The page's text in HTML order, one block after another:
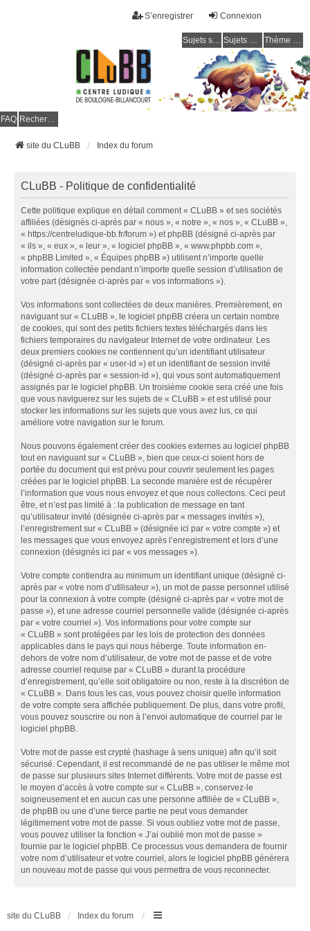
Connexion
S’enregistrer
Sujets sans réponse Sujets actifs Thème clair / foncé
FAQ Rechercher
site du CLuBB Index du forum
CLuBB - Politique de confidentialité
Cette politique explique en détail comment « CLuBB » et ses sociétés
affiliées (désignés ci-après par « nous », « notre », « nos », « CLuBB »,
« https://centreludique-bb.fr/forum ») et phpBB (désigné ci-après par
« ils », « eux », « leur », « logiciel phpBB », « www.phpbb.com »,
« phpBB Limited », « Équipes phpBB ») utilisent n’importe quelle
information collectée pendant n’importe quelle session d’utilisation de
votre part (désignée ci-après par « vos informations »).
Vos informations sont collectées de deux manières. Premièrement, en
naviguant sur « CLuBB », le logiciel phpBB créera un certain nombre
de cookies, qui sont des petits fichiers textes téléchargés dans les
fichiers temporaires du navigateur Internet de votre ordinateur. Les
deux premiers cookies ne contiennent qu’un identifiant utilisateur
(désigné ci-après par « user-id ») et un identifiant de session invité
(désigné ci-après par « session-id »), qui vous sont automatiquement
assignés par le logiciel phpBB. Un troisième cookie sera créé une fois
que vous naviguerez sur les sujets de « CLuBB » et est utilisé pour
stocker les informations sur les sujets que vous avez lus, ce qui
améliore votre navigation sur le forum.
Nous pouvons également créer des cookies externes au logiciel phpBB
tout en naviguant sur « CLuBB », bien que ceux-ci soient hors de
portée du document qui est prévu pour couvrir seulement les pages
créées par le logiciel phpBB. La seconde manière est de récupérer
l’information que vous nous envoyez et que nous collectons. Ceci peut
être, et n’est pas limité à : la publication de message en tant
qu’utilisateur invité (désignée ci-après par « messages invités »),
l’enregistrement sur « CLuBB » (désignée ici par « votre compte ») et
les messages que vous envoyez après l’enregistrement et lors d’une
connexion (désignés ici par « vos messages »).
Votre compte contiendra au minimum un identifiant unique (désigné ci-
après par « votre nom d’utilisateur »), un mot de passe personnel utilisé
pour la connexion à votre compte (désigné ci-après par « votre mot de
passe »), et une adresse courriel personnelle valide (désignée ci-après
par « votre courriel »). Vos informations pour votre compte sur
« CLuBB » sont protégées par les lois de protection des données
applicables dans le pays qui nous héberge. Toute information en-
dehors de votre nom d’utilisateur, de votre mot de passe et de votre
adresse courriel requise par « CLuBB » durant la procédure
d’enregistrement, qu’elle soit obligatoire ou non, reste à la discrétion de
« CLuBB ». Dans tous les cas, vous pouvez choisir quelle information
de votre compte sera affichée publiquement. De plus, dans votre profil,
vous pouvez souscrire ou non à l’envoi automatique de courriel par le
logiciel phpBB.
Votre mot de passe est crypté (hashage à sens unique) afin qu’il soit
sécurisé. Cependant, il est recommandé de ne pas utiliser le même mot
de passe sur plusieurs sites Internet différents. Votre mot de passe est
le moyen d’accès à votre compte sur « CLuBB », conservez-le
soigneusement et en aucun cas une personne affiliée de « CLuBB »,
de phpBB ou une d’une tierce partie ne peut vous demander
légitimement votre mot de passe. Si vous oubliez votre mot de passe,
vous pouvez utiliser la fonction « J’ai oublié mon mot de passe »
fournie par le logiciel phpBB. Ce processus vous demandera de fournir
votre nom d’utilisateur et votre courriel, alors le logiciel phpBB générera
un nouveau mot de passe qui vous permettra de vous reconnecter.
site du CLuBB Index du forum